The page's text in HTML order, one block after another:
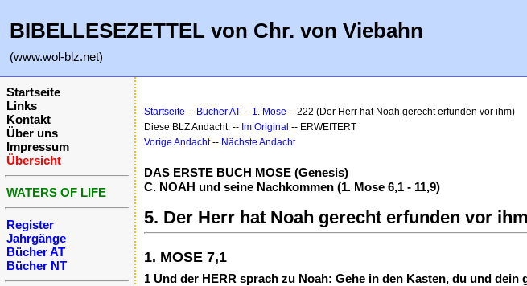
BIBELLESEZETTEL von Chr. von Viebahn
(www.wol-blz.net)
Startseite
Links
Kontakt
Über uns
Impressum
Übersicht
WATERS OF LIFE
Register
Jahrgänge
Bücher AT
Bücher NT
Startseite -- Bücher AT -- 1. Mose – 222 (Der Herr hat Noah gerecht erfunden vor ihm)
Diese BLZ Andacht: -- Im Original -- ERWEITERT
Vorige Andacht-- Nächste Andacht
DAS ERSTE BUCH MOSE (Genesis)
C. NOAH und seine Nachkommen (1. Mose 6,1 - 11,9)
5. Der Herr hat Noah gerecht erfunden vor
1. MOSE 7,1
1 Und der HERR sprach zu Noah: Gehe in den Kasten, du und